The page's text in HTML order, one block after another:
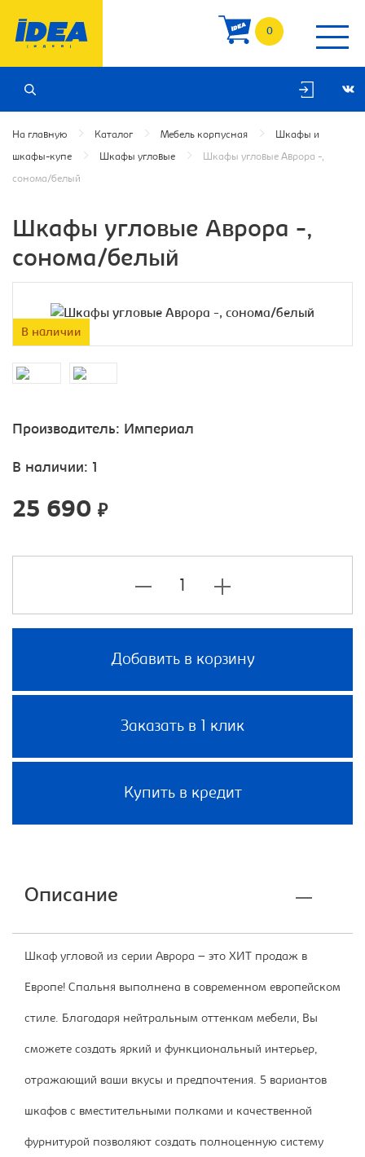
0
На главную Каталог Мебель корпусная Шкафы и
шкафы-купе Шкафы угловые Шкафы угловые Аврора -,
сонома/белый
Шкафы угловые Аврора -,
сонома/белый
В наличии
Производитель: Империал
В наличии: 1
25 690 ₽
Добавить в корзину
Заказать в 1 клик
Купить в кредит
Описание
Шкаф угловой из серии Аврора – это ХИТ продаж в
Европе! Спальня выполнена в современном европейском
стиле. Благодаря нейтральным оттенкам мебели, Вы
сможете создать яркий и функциональный интерьер,
отражающий ваши вкусы и предпочтения. 5 вариантов
шкафов с вместительными полками и качественной
фурнитурой позволяют создать полноценную систему